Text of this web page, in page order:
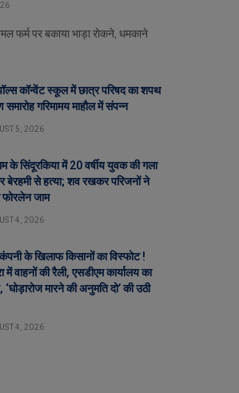
फर्म पर बकाया भाड़ा रोकने, धमकाने
कॉन्वेंट स्कूल में छात्र परिषद का शपथ
समारोह गरिमामय माहौल में संपन्न
5, 2026
के सिंदूरकिया में 20 वर्षीय युवक की गला
बेरहमी से हत्या; शव रखकर परिजनों ने
फोरलेन जाम
4, 2026
कंपनी के खिलाफ किसानों का विस्फोट !
में वाहनों की रैली, एसडीएम कार्यालय का
‘घोड़ारोज मारने की अनुमति दो’ की उठी
4, 2026